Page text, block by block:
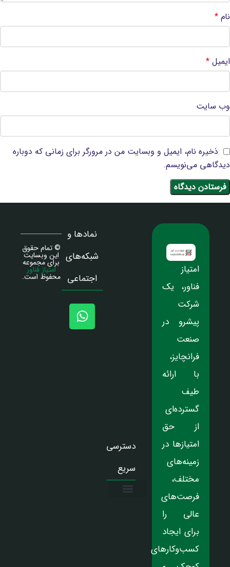
نام *
ایمیل *
وب‌ سایت
ذخیره نام، ایمیل و وبسایت من در مرورگر برای زمانی که دوباره
دیدگاهی می‌نویسم.
امتیاز
فناور، یک
شرکت
پیشرو در
صنعت
فرانچایز،
با ارائه
طیف
گسترده‌ای
از حق
امتیازها در
زمینه‌های
مختلف،
فرصت‌های
عالی را
برای ایجاد
کسب‌وکارهای
دسترسی
سریع
نمادها و
شبکه‌های
اجتماعی
© تمام حقوق
این وبسایت
برای مجموعه
امتیاز فناور
محفوظ است.